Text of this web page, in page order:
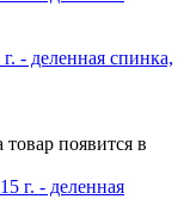
- деленная спинка,
появится в